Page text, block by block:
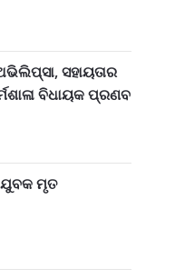
ସହାୟତାର
ବିଧାୟକ ପ୍ରଣବ
ଯୁବକ ମୃତ